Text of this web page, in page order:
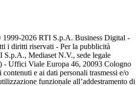
1999-2026 RTI S.p.A. Business Digital -
i diritti riservati - Per la pubblicità
Mediaset N.V., sede legale
- Uffici Viale Europa 46, 20093 Cologno
contenuti e ai dati personali trasmessi e/o
funzionale all’addestramento di